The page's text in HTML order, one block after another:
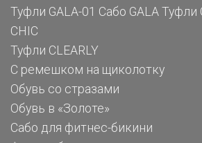
Туфли GALA-01 Сабо GALA Туфли
CHIC
Туфли CLEARLY
С ремешком на щиколотку
Обувь со стразами
Обувь в «Золоте»
Сабо для фитнес-бикини